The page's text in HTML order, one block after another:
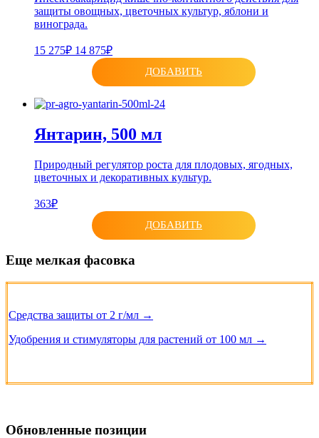
защиты овощных, цветочных культур, яблони и
винограда.
15 275₽ 14 875₽
ДОБАВИТЬ
Янтарин, 500 мл
Природный регулятор роста для плодовых, ягодных,
цветочных и декоративных культур.
363₽
ДОБАВИТЬ
Еще мелкая фасовка
Средства защиты от 2 г/мл →
Удобрения и стимуляторы для растений от 100 мл →
Обновленные позиции